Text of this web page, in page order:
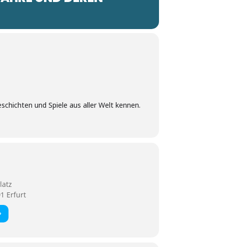
und Spiele aus aller Welt kennen.
Erfurt